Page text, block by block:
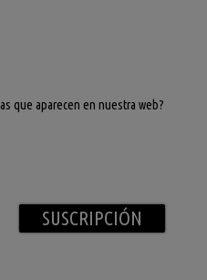
que aparecen en nuestra web?